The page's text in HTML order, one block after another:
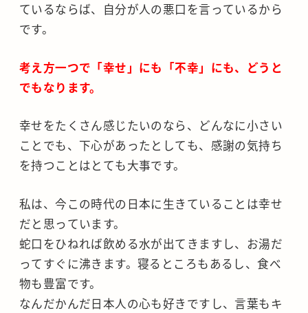
ているならば、自分が人の悪口を言っているから
です。
考え方一つで「幸せ」にも「不幸」にも、どうと
でもなります。
幸せをたくさん感じたいのなら、どんなに小さい
ことでも、下心があったとしても、感謝の気持ち
を持つことはとても大事です。
私は、今この時代の日本に生きていることは幸せ
だと思っています。
蛇口をひねれば飲める水が出てきますし、お湯だ
ってすぐに沸きます。寝るところもあるし、食べ
物も豊富です。
なんだかんだ日本人の心も好きですし、言葉もキ